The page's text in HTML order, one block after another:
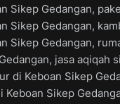
Sikep Gedangan,
Sikep Gedangan,
Sikep Gedangan,
jasa aqiqah
di Keboan Sikep
Keboan Sikep